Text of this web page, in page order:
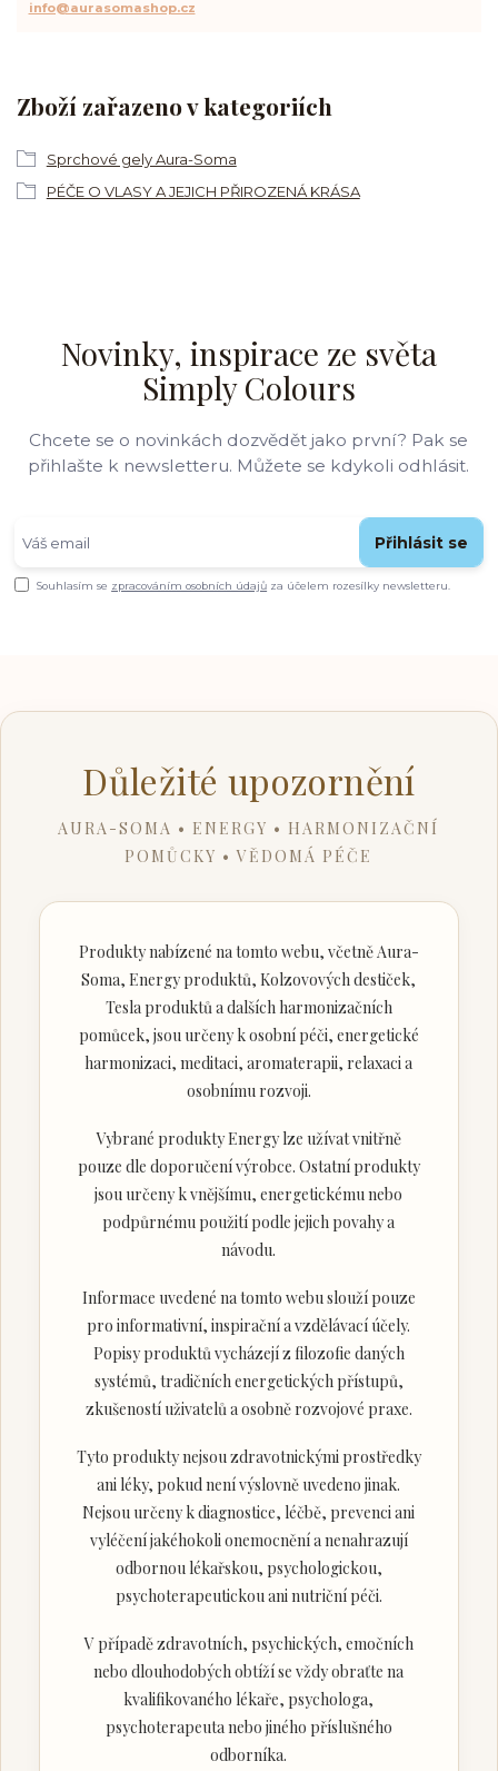
Zboží zařazeno v kategoriích
Sprchové gely Aura-Soma
PÉČE O VLASY A JEJICH PŘIROZENÁ KRÁSA
info@aurasomashop.cz
Novinky, inspirace ze světa
Simply Colours
Chcete se o novinkách dozvědět jako první? Pak se
přihlašte k newsletteru. Můžete se kdykoli odhlásit.
Přihlásit se
Souhlasím se zpracováním osobních údajů za účelem rozesílky newsletteru.
Důležité upozornění
AURA-SOMA • ENERGY • HARMONIZAČNÍ
POMŮCKY • VĚDOMÁ PÉČE
Produkty nabízené na tomto webu, včetně Aura-
Soma, Energy produktů, Kolzovových destiček,
Tesla produktů a dalších harmonizačních
pomůcek, jsou určeny k osobní péči, energetické
harmonizaci, meditaci, aromaterapii, relaxaci a
osobnímu rozvoji.
Vybrané produkty Energy lze užívat vnitřně
pouze dle doporučení výrobce. Ostatní produkty
jsou určeny k vnějšímu, energetickému nebo
podpůrnému použití podle jejich povahy a
návodu.
Informace uvedené na tomto webu slouží pouze
pro informativní, inspirační a vzdělávací účely.
Popisy produktů vycházejí z filozofie daných
systémů, tradičních energetických přístupů,
zkušeností uživatelů a osobně rozvojové praxe.
Tyto produkty nejsou zdravotnickými prostředky
ani léky, pokud není výslovně uvedeno jinak.
Nejsou určeny k diagnostice, léčbě, prevenci ani
vyléčení jakéhokoli onemocnění a nenahrazují
odbornou lékařskou, psychologickou,
psychoterapeutickou ani nutriční péči.
V případě zdravotních, psychických, emočních
nebo dlouhodobých obtíží se vždy obraťte na
kvalifikovaného lékaře, psychologa,
psychoterapeuta nebo jiného příslušného
odborníka.